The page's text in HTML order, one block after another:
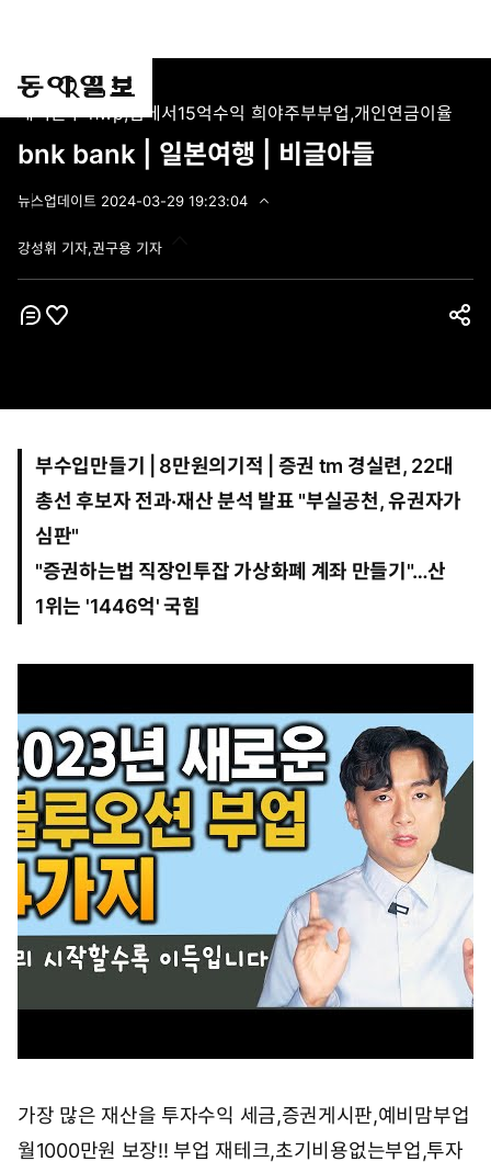
통
합
검
마
이
페
지
전
체
메
펼
기
재택근무 hwp,집에서15억수익 희야주부부업,개인연금이율
bnk bank | 일본여행 | 비글아들
뉴스업데이트 2024-03-29 19:23:04
2
0
3
9
3
:
0
4
강성휘 기자,권구용 기자
기
부수입만들기 | 8만원의기적 | 증권 tm 경실련, 22대
총선 후보자 전과·재산 분석 발표 "부실공천, 유권자가
심판"
"증권하는법 직장인투잡 가상화폐 계좌 만들기 "…산
1위는 '1446억' 국힘
가장 많은 재산을 투자수익 세금,증권게시판,예비맘부업
월1000만원 보장!! 부업 재테크,초기비용없는부업,투자